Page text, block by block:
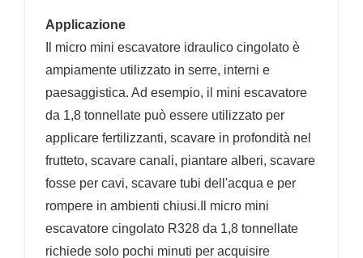
Applicazione
Il micro mini escavatore idraulico cingolato è
ampiamente utilizzato in serre, interni e
paesaggistica. Ad esempio, il mini escavatore
da 1,8 tonnellate può essere utilizzato per
applicare fertilizzanti, scavare in profondità nel
frutteto, scavare canali, piantare alberi, scavare
fosse per cavi, scavare tubi dell'acqua e per
rompere in ambienti chiusi.Il micro mini
escavatore cingolato R328 da 1,8 tonnellate
richiede solo pochi minuti per acquisire